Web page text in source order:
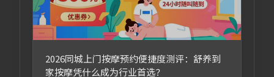
2026同城上门按摩预约便捷度测评：舒养到
家按摩凭什么成为行业首选？